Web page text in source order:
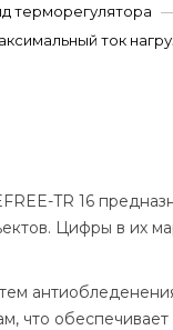
терморегулятора
ток
TR 16
Цифры в их
что обеспечивает